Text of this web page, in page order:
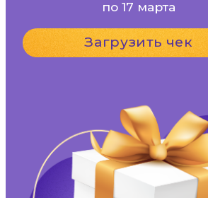
по 17 марта
Загрузить чек